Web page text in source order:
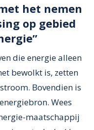
het nemen
op gebied
die energie alleen
bewolkt is, zetten
Bovendien is
Wees
maatschappij